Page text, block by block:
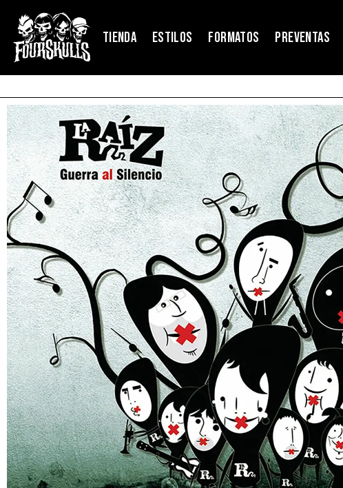
TIENDA ESTILOS FORMATOS PREVENTAS